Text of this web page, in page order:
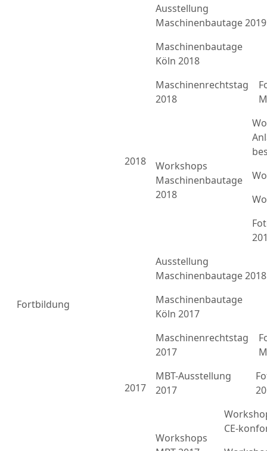
Fortbildung
Ausstellung
Maschinenbautage 2019
2018
Maschinenbautage
Köln 2018
Maschinenrechtstag
2018
Workshops
Maschinenbautage
2018
Ausstellung
Maschinenbautage 2018
2017
Maschinenbautage
Köln 2017
Maschinenrechtstag
2017
MBT-Ausstellung
2017
Workshops
CE-